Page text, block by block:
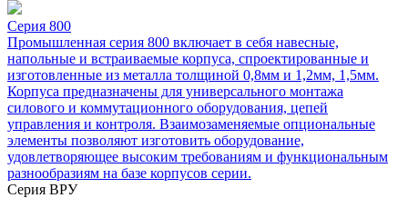
Серия 800
Промышленная серия 800 включает в себя навесные,
напольные и встраиваемые корпуса, спроектированные и
изготовленные из металла толщиной 0,8мм и 1,2мм, 1,5мм.
Корпуса предназначены для универсального монтажа
силового и коммутационного оборудования, цепей
управления и контроля. Взаимозаменяемые опциональные
элементы позволяют изготовить оборудование,
удовлетворяющее высоким требованиям и функциональным
разнообразиям на базе корпусов серии.
Серия ВРУ